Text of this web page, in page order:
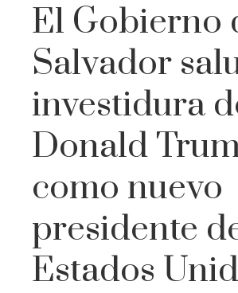
El Gobierno
Salvador
investidura
Donald
como nuevo
presidente
Estados